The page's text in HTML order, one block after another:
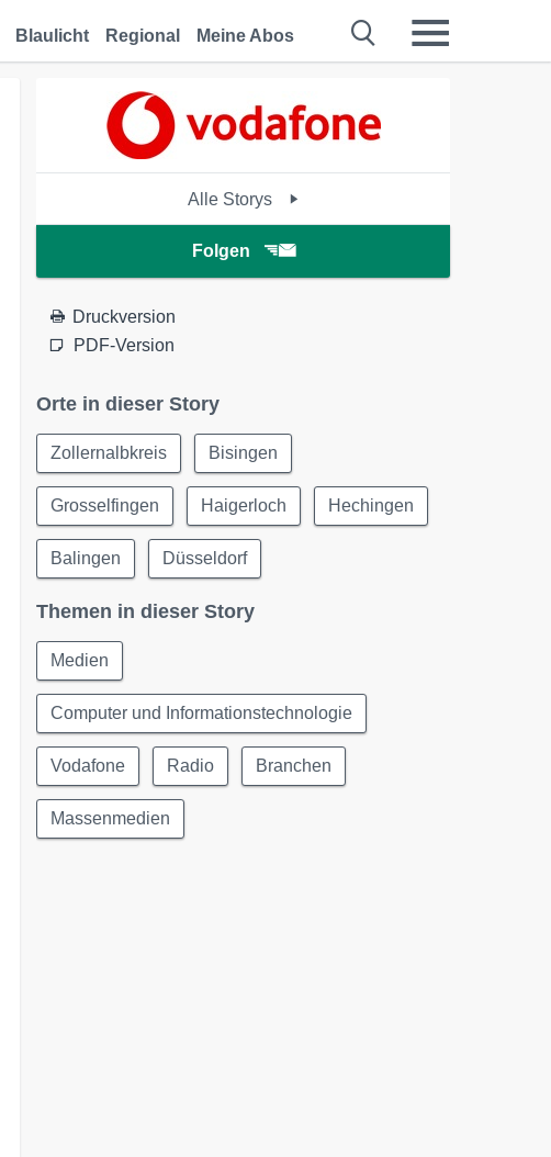
Blaulicht Regional Meine Abos
Alle Storys
Folgen
Druckversion
PDF-Version
Orte in dieser Story
Zollernalbkreis Bisingen
Grosselfingen Haigerloch Hechingen
Balingen Düsseldorf
Themen in dieser Story
Medien
Computer und Informationstechnologie
Vodafone Radio Branchen
Massenmedien